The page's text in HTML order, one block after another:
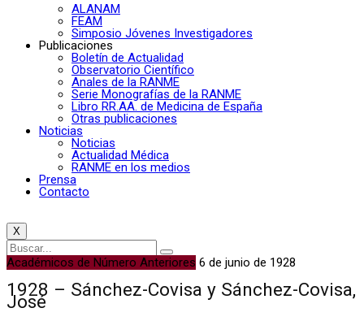
ALANAM
FEAM
Simposio Jóvenes Investigadores
Publicaciones
Boletín de Actualidad
Observatorio Científico
Anales de la RANME
Serie Monografías de la RANME
Libro RR.AA. de Medicina de España
Otras publicaciones
Noticias
Noticias
Actualidad Médica
RANME en los medios
Prensa
Contacto
X
Académicos de Número Anteriores 6 de junio de 1928
1928 – Sánchez-Covisa y Sánchez-Covisa,
José